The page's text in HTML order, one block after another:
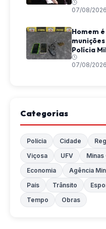
07/08/2026
Homem
Polícia
07/08/2026
Categorias
Polícia Cidade
Viçosa
UFV Minas
Economia
Agência
País
Trânsito
Tempo
Obras